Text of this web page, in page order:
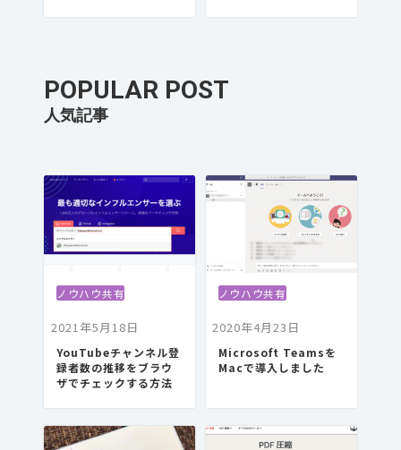
POPULAR POST
ノウハウ共有
2021年5月18日
YouTubeチャンネル登
録者数の推移をブラウ
ザでチェックする方法
ノウハウ共有
2020年4月23日
Microsoft Teamsを
Macで導入しました